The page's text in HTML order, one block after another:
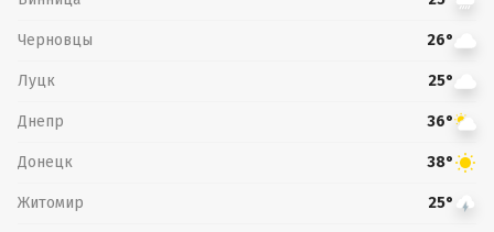
Черновцы 26°
Луцк 25°
Днепр 36°
Донецк 38°
Житомир 25°